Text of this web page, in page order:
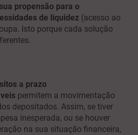
propensão para o
de liquidez (acesso ao
Isto porque cada solução
a prazo
permitem a movimentação
depositados. Assim, se tiver
inesperada, ou se houver
na sua situação financeira,